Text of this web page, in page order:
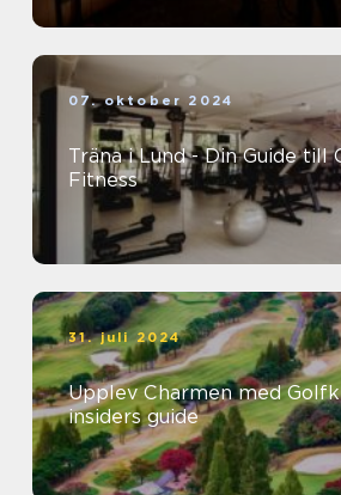
07. oktober 2024
Träna i Lund - Din Guide till
Fitness
31. juli 2024
Upplev Charmen med
insiders guide